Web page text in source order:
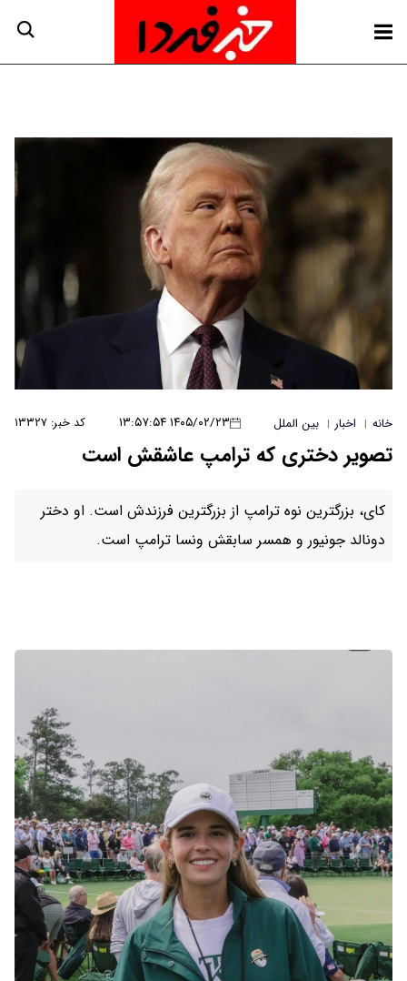
خانه | اخبار | بین الملل ۱۴۰۵/۰۲/۲۳ ۱۳:۵۷:۵۴ کد خبر: ۱۳۳۲۷
تصویر دختری که ترامپ عاشقش است
کای، بزرگترین نوه ترامپ از بزرگترین فرزندش است. او دختر
دونالد جونیور و همسر سابقش ونسا ترامپ است.